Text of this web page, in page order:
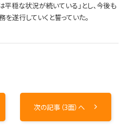
穏な状況が続いている」とし、今後も
遂行していくと誓っていた。
次の記事（3面）へ